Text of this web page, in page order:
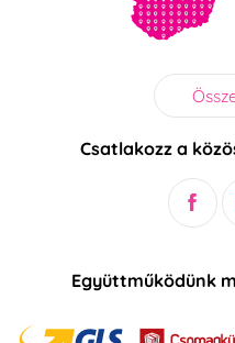
Csatlakozz a
Együttműködünk